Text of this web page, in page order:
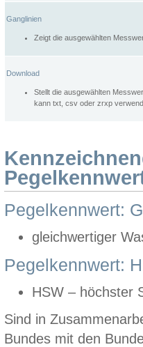
Ganglinien
Zeigt die ausgewählten
Download
Stellt die ausgewählten
kann txt, csv oder zrxp
Pegelkennwert:
gleichwertiger
Pegelkennwert:
HSW – höchster
Sind in
Bundes mit den